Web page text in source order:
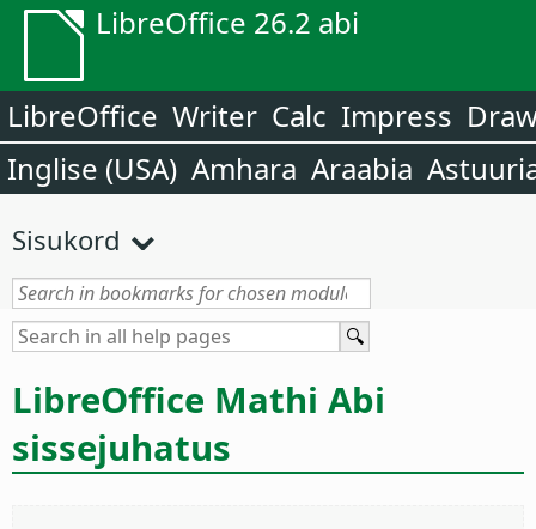
LibreOffice 26.2 abi
LibreOffice Writer Calc Impress
Inglise (USA) Amhara Araabia
Sisukord
LibreOffice Mathi Abi
sissejuhatus